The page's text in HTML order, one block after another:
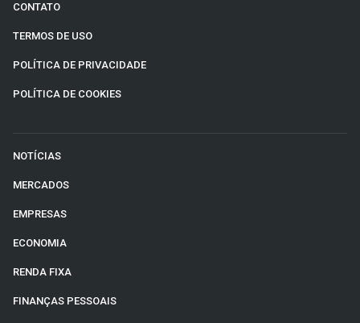
CONTATO
TERMOS DE USO
POLÍTICA DE PRIVACIDADE
POLÍTICA DE COOKIES
NOTÍCIAS
MERCADOS
EMPRESAS
ECONOMIA
RENDA FIXA
FINANÇAS PESSOAIS